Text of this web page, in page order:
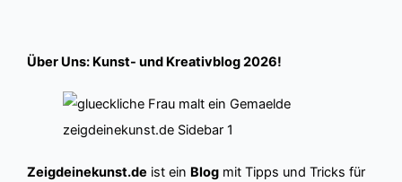
Über Uns: Kunst- und Kreativblog 2026!
Zeigdeinekunst.de ist ein Blog mit Tipps und Tricks für